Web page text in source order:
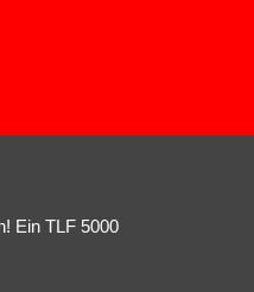
Ein TLF 5000